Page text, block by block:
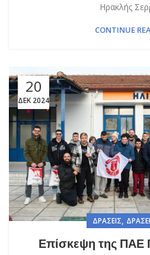
Ηρακλής
CONTINUE
20
ΔΕΚ 2024
ΔΡΆΣΕΙΣ,
Επίσκεψη της ΠΑΕ